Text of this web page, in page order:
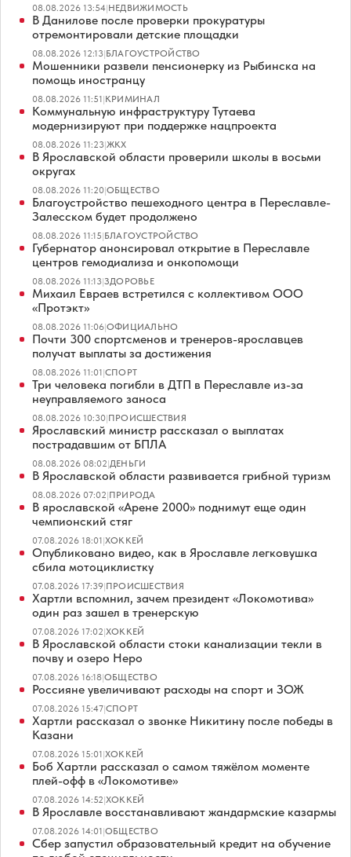
08.08.2026 13:54|НЕДВИЖИМОСТЬ
В Данилове после проверки прокуратуры
отремонтировали детские площадки
08.08.2026 12:13|БЛАГОУСТРОЙСТВО
Мошенники развели пенсионерку из Рыбинска на
помощь иностранцу
08.08.2026 11:51|КРИМИНАЛ
Коммунальную инфраструктуру Тутаева
модернизируют при поддержке нацпроекта
08.08.2026 11:23|ЖКХ
В Ярославской области проверили школы в восьми
округах
08.08.2026 11:20|ОБЩЕСТВО
Благоустройство пешеходного центра в Переславле-
Залесском будет продолжено
08.08.2026 11:15|БЛАГОУСТРОЙСТВО
Губернатор анонсировал открытие в Переславле
центров гемодиализа и онкопомощи
08.08.2026 11:13|ЗДОРОВЬЕ
Михаил Евраев встретился с коллективом ООО
«Протэкт»
08.08.2026 11:06|ОФИЦИАЛЬНО
Почти 300 спортсменов и тренеров-ярославцев
получат выплаты за достижения
08.08.2026 11:01|СПОРТ
Три человека погибли в ДТП в Переславле из-за
неуправляемого заноса
08.08.2026 10:30|ПРОИСШЕСТВИЯ
Ярославский министр рассказал о выплатах
пострадавшим от БПЛА
08.08.2026 08:02|ДЕНЬГИ
В Ярославской области развивается грибной туризм
08.08.2026 07:02|ПРИРОДА
В ярославской «Арене 2000» поднимут еще один
чемпионский стяг
07.08.2026 18:01|ХОККЕЙ
Опубликовано видео, как в Ярославле легковушка
сбила мотоциклистку
07.08.2026 17:39|ПРОИСШЕСТВИЯ
Хартли вспомнил, зачем президент «Локомотива»
один раз зашел в тренерскую
07.08.2026 17:02|ХОККЕЙ
В Ярославской области стоки канализации текли в
почву и озеро Неро
07.08.2026 16:18|ОБЩЕСТВО
Россияне увеличивают расходы на спорт и ЗОЖ
07.08.2026 15:47|СПОРТ
Хартли рассказал о звонке Никитину после победы в
Казани
07.08.2026 15:01|ХОККЕЙ
Боб Хартли рассказал о самом тяжёлом моменте
плей-офф в «Локомотиве»
07.08.2026 14:52|ХОККЕЙ
В Ярославле восстанавливают жандармские казармы
07.08.2026 14:01|ОБЩЕСТВО
Сбер запустил образовательный кредит на обучение